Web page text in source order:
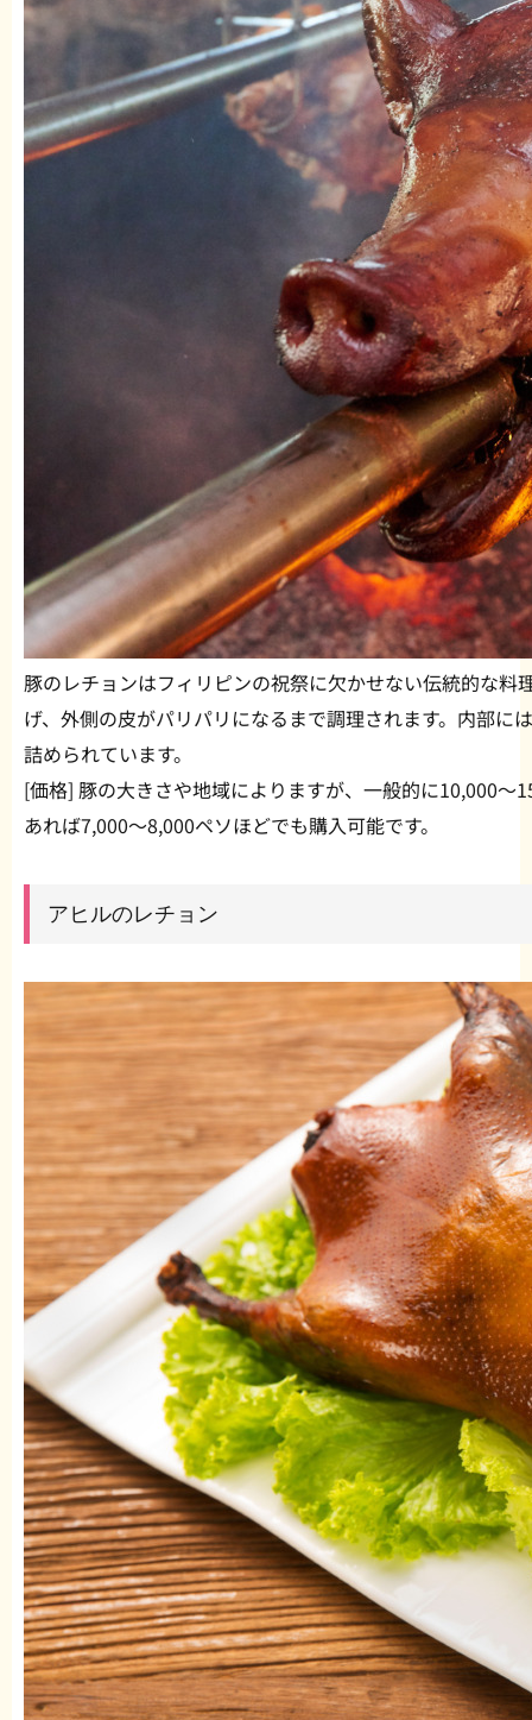
豚のレチョンはフィリピンの祝祭に欠かせない伝統的な料
げ、外側の皮がパリパリになるまで調理されます。内部に
詰められています。
[価格] 豚の大きさや地域によりますが、一般的に10,000〜
あれば7,000〜8,000ペソほどでも購入可能です。
アヒルのレチョン